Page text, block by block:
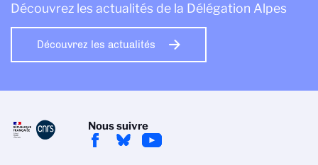
Découvrez les actualités de la Délégation Alpes
Découvrez les actualités
Nous suivre